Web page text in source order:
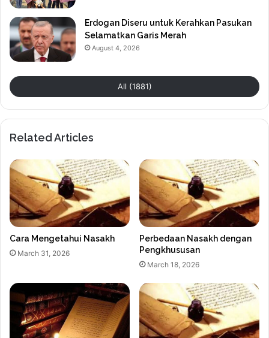
Erdogan Diseru untuk Kerahkan Pasukan
Selamatkan Garis Merah
August 4, 2026
All (1881)
Related Articles
Cara Mengetahui Nasakh
March 31, 2026
Perbedaan Nasakh dengan
Pengkhususan
March 18, 2026